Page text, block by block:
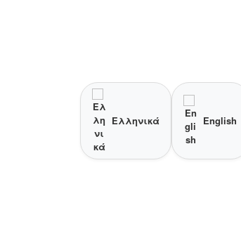
Ελληνικά English